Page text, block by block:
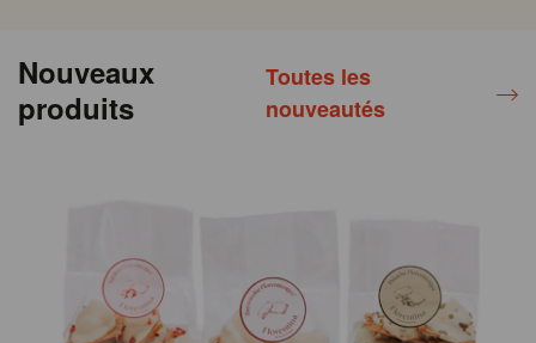
Nouveaux
produits
Toutes les
nouveautés